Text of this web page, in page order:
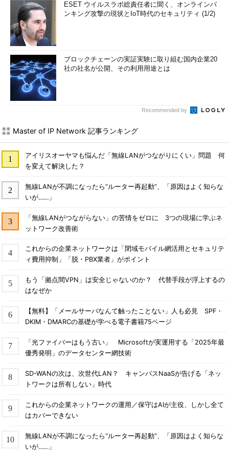
ESET ウイルスラボ総責任者に聞く、オンラインバ
ンキング攻撃の現状とIoT時代のセキュリティ (1/2)
ブロックチェーンの実証実験に取り組む国内企業20
社の社名が公開、その利用用途とは
Recommended by
Master of IP Network 記事ランキング
アイリスオーヤマも悩んだ「無線LANがつながりにくい」問題 何
を変えて解決した？
無線LANが不調になったら“ルーター再起動”、「原因はよく知らな
いが……」
「無線LANがつながらない」の苦情をゼロに 3つの現場に学ぶネ
ットワーク改善術
これからの企業ネットワークは「閉域モバイル網活用とセキュリテ
ィ費用抑制」「脱・PBX業者」がポイント
もう「拠点間VPN」は安全じゃないのか？ 代替手段が浮上するの
はなぜか
【無料】「メールサーバなんて触ったことない」人も必見 SPF・
DKIM・DMARCの基礎が学べる電子書籍75ページ
「光ファイバーはもう古い」 Microsoftが実運用する「2025年最
優秀発明」のデータセンター網技術
SD-WANの次は、次世代LAN？ キャンパスNaaSが告げる「ネッ
トワークは所有しない」時代
これからの企業ネットワークの運用／保守はAIが主役、しかし全て
はカバーできない
無線LANが不調になったら“ルーター再起動”、「原因はよく知らな
いが……」